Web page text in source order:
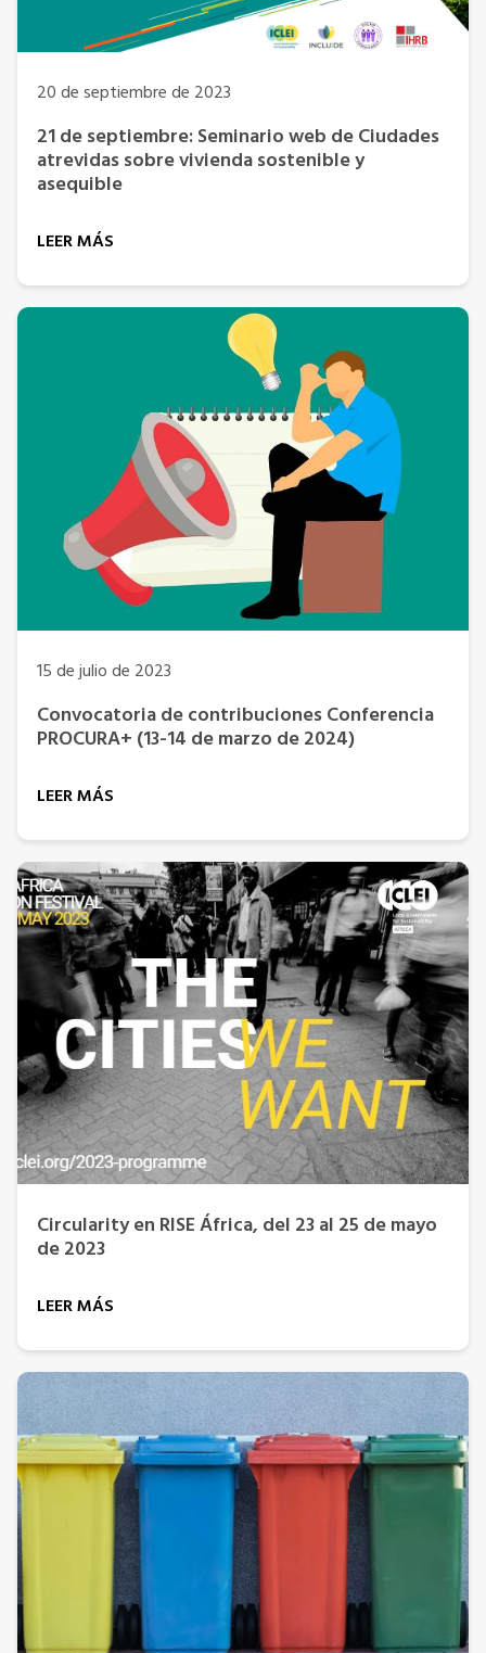
20 de septiembre de 2023
21 de septiembre: Seminario web de Ciudades
atrevidas sobre vivienda sostenible y
asequible
LEER MÁS
15 de julio de 2023
Convocatoria de contribuciones Conferencia
PROCURA+ (13-14 de marzo de 2024)
LEER MÁS
Circularity en RISE África, del 23 al 25 de mayo
de 2023
LEER MÁS